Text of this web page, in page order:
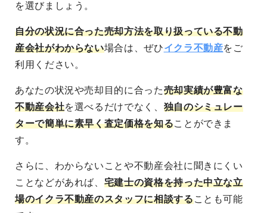
を選びましょう。
自分の状況に合った売却方法を取り扱っている不動
産会社がわからない場合は、ぜひイクラ不動産をご
利用ください。
あなたの状況や売却目的に合った売却実績が豊富な
不動産会社を選べる だけでなく、 独自のシミュレー
ターで簡単に素早く査定価格を知ることができま
す。
さらに、わからないことや不動産会社に聞きにくい
ことなどがあれば、 宅建士の資格を持った中立な立
場のイクラ不動産のスタッフに相談することも可能